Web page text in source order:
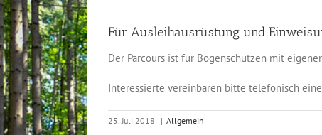
Für Ausleihausrüstung und
Der Parcours ist für Bogenschützen mit
Interessierte vereinbaren bitte telefonisch
25. Juli 2018 | Allgemein